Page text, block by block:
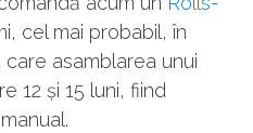
cel mai probabil, în
care asamblarea unui
12 și 15 luni, fiind